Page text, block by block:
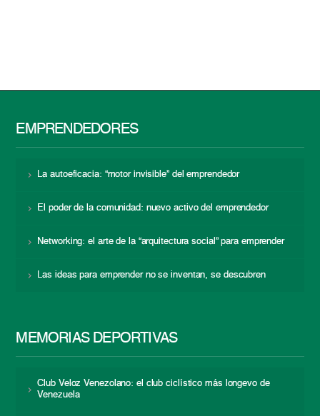
EMPRENDEDORES
La autoeficacia: “motor invisible” del emprendedor
El poder de la comunidad: nuevo activo del emprendedor
Networking: el arte de la “arquitectura social” para emprender
Las ideas para emprender no se inventan, se descubren
MEMORIAS DEPORTIVAS
Club Veloz Venezolano: el club ciclístico más longevo de
Venezuela